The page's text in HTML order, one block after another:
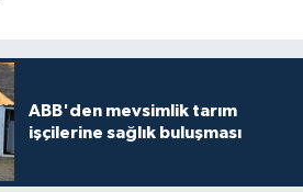
ABB'den mevsimlik tarım
işçilerine sağlık buluşması